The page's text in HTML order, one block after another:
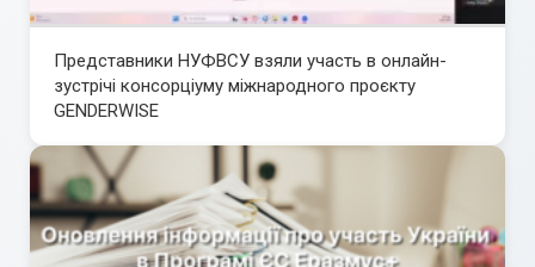
Представники НУФВСУ взяли участь в онлайн-
зустрічі консорціуму міжнародного проєкту
GENDERWISE